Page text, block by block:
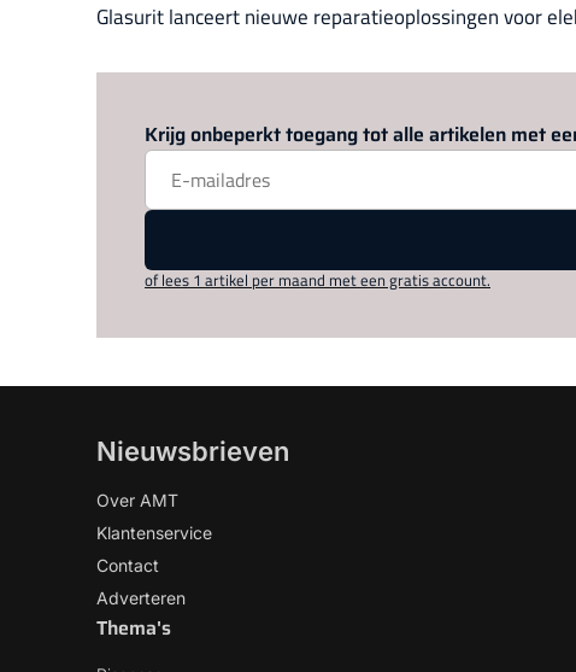
Glasurit lanceert nieuwe reparatieoplossingen voor
Krijg onbeperkt toegang tot alle artikelen met
of lees 1 artikel per maand met een gratis account.
Nieuwsbrieven
Over AMT
Klantenservice
Contact
Adverteren
Thema's